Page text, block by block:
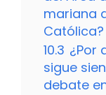
mariana
Católica?
10.3 ¿Por
sigue
debate